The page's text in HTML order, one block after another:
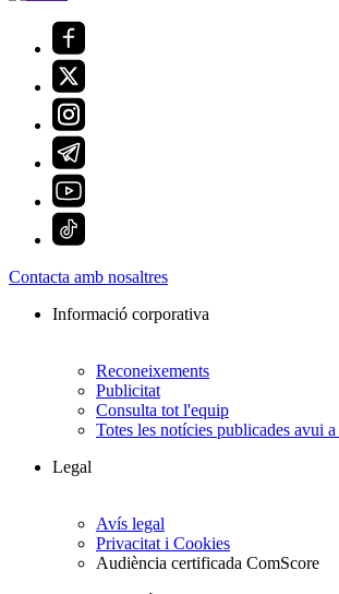
Contacta amb nosaltres
Informació corporativa
Reconeixements
Publicitat
Consulta tot l'equip
Totes les notícies publicades avui
Legal
Avís legal
Privacitat i Cookies
Audiència certificada ComScore